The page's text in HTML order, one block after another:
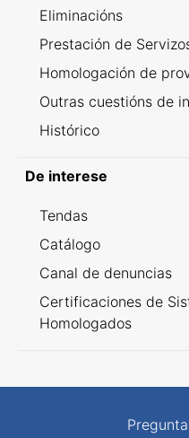
Eliminacións
Prestación de
Homologación de
Outras cuestións de
Histórico
De interese
Tendas
Catálogo
Canal de denuncias
Certificaciones de
Homologados